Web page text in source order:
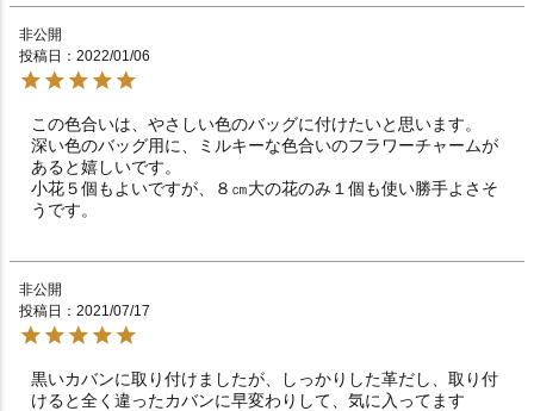
非公開
投稿日
2022/01/06
この色合いは、やさしい色のバッグに付けたいと思います。
深い色のバッグ用に、ミルキーな色合いのフラワーチャームが
あると嬉しいです。
小花５個もよいですが、８㎝大の花のみ１個も使い勝手よさそ
うです。
非公開
投稿日
2021/07/17
黒いカバンに取り付けましたが、しっかりした革だし、取り付
けると全く違ったカバンに早変わりして、気に入ってます